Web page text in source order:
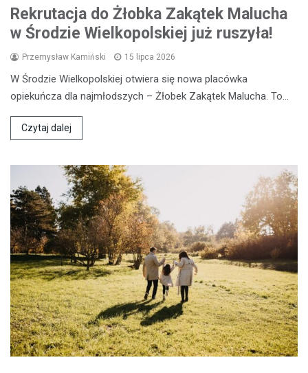
Rekrutacja do Żłobka Zakątek Malucha
w Środzie Wielkopolskiej już ruszyła!
Przemysław Kamiński 15 lipca 2026
W Środzie Wielkopolskiej otwiera się nowa placówka
opiekuńcza dla najmłodszych – Żłobek Zakątek Malucha. To…
Czytaj dalej